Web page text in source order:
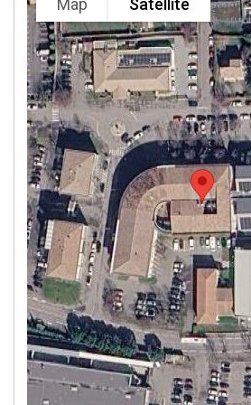
Map Satellite